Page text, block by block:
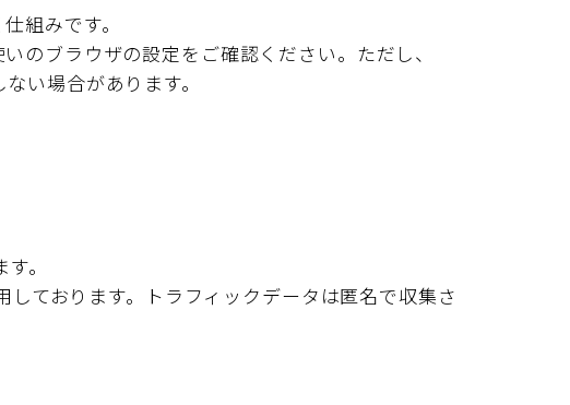
組みです。
のブラウザの設定をご確認ください。ただし、
い場合があります。
。
ております。トラフィックデータは匿名で収集さ